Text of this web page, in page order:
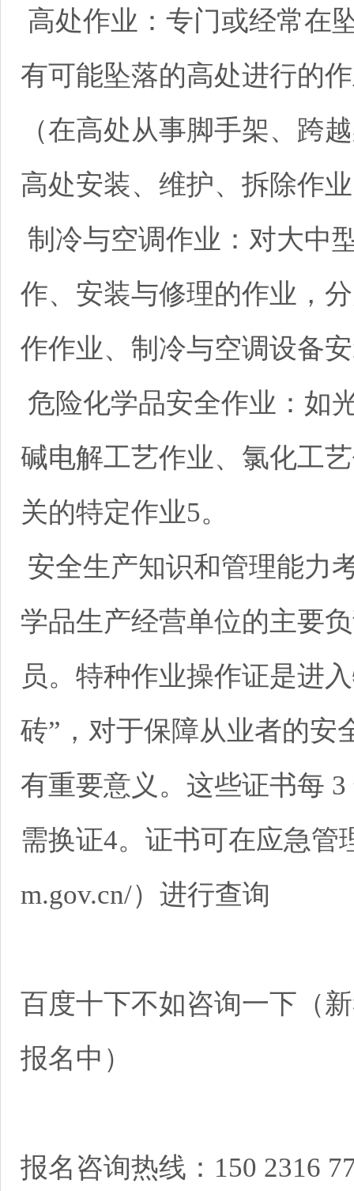
高处作业：专门或经常在
有可能坠落的高处进行的
（在高处从事脚手架、跨
高处安装、维护、拆除作
制冷与空调作业：对大中
作、安装与修理的作业，
作作业、制冷与空调设备
危险化学品安全作业：如
碱电解工艺作业、氯化工
关的特定作业5。
安全生产知识和管理能力
学品生产经营单位的主要
员。特种作业操作证是进
砖”，对于保障从业者的安
有重要意义。这些证书每
需换证4。证书可在应急管
m.gov.cn/）进行查询
百度十下不如咨询一下（
报名中）
报名咨询热线：150 2316